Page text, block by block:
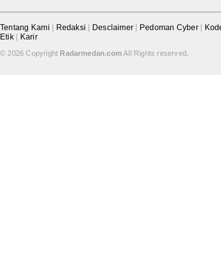
Tentang Kami Redaksi Desclaimer Pedoman Cyber
Etik
Karir
© 2026 Copyright Radarmedan.comAll Rights reserved.